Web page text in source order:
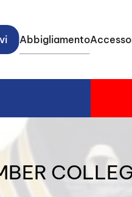
Abbigliamento